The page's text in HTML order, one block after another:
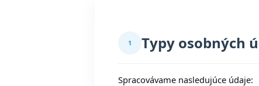
1 Typy osobných
Spracovávame nasledujúce údaje: